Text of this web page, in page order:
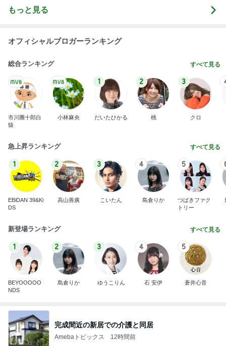
もっと見る
オフィシャルブロガーランキング
総合ランキング すべて見る
市川團十郎白
猿
小林麻央
1
だいたひかる
2
桃
3
クロ
急上昇ランキング すべて見る
1
EBiDAN 39&Ki
DS
2
高山善廣
3
こいたん
4
島倉りか
5
つばきファク
トリー
新登場ランキング すべて見る
1
BEYOOOOO
NDS
2
島倉りか
3
ゆうこりん
4
石 安伊
5
蒼井心音
完成間近の新居での介護と同居
Amebaトピックス 12時間前